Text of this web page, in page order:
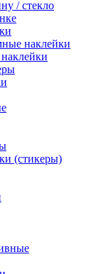
/ стекло
наклейки
(стикеры)